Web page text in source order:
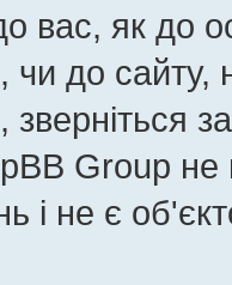
вас, як до
чи до
зверніться
Group не
і не є